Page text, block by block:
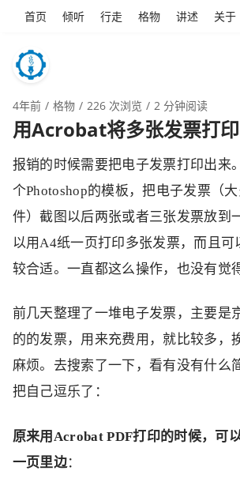
首页 倾听 行走 格物 讲述 关于
4年前 格物 226 次浏览 2 分钟阅读
用Acrobat将多张发票打
报销的时候需要把电子发票打印出来
个Photoshop的模板，把电子发票（
件）截图以后两张或者三张发票放到
以用A4纸一页打印多张发票，而且可
较合适。一直都这么操作，也没有觉
前几天整理了一堆电子发票，主要是
的的发票，用来充费用，就比较多，
麻烦。去搜索了一下，看有没有什么
把自己逗乐了：
原来用Acrobat PDF打印的时候，可
一页里边：